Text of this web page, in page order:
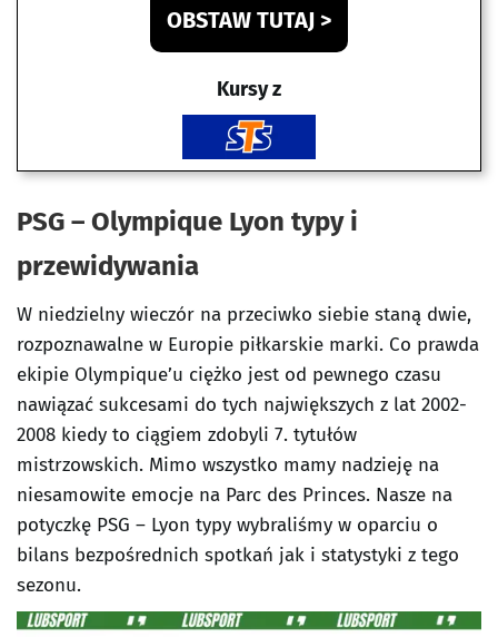
OBSTAW TUTAJ >
Kursy z
PSG – Olympique Lyon typy i
przewidywania
W niedzielny wieczór na przeciwko siebie staną dwie,
rozpoznawalne w Europie piłkarskie marki. Co prawda
ekipie Olympique’u ciężko jest od pewnego czasu
nawiązać sukcesami do tych największych z lat 2002-
2008 kiedy to ciągiem zdobyli 7. tytułów
mistrzowskich. Mimo wszystko mamy nadzieję na
niesamowite emocje na Parc des Princes. Nasze na
potyczkę PSG – Lyon typy wybraliśmy w oparciu o
bilans bezpośrednich spotkań jak i statystyki z tego
sezonu.